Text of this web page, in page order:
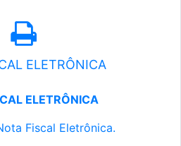
ELETRÔNICA
ELETRÔNICA
Fiscal Eletrônica.